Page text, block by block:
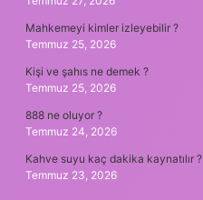
Mahkemeyi kimler izleyebilir ?
Temmuz 25, 2026
Kişi ve şahıs ne demek ?
Temmuz 25, 2026
888 ne oluyor ?
Temmuz 24, 2026
Kahve suyu kaç dakika kaynatılır ?
Temmuz 23, 2026